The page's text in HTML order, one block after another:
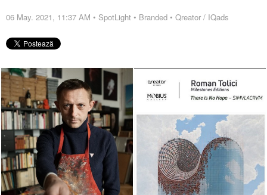
06 May. 2021, 11:37 AM • SpotLight • Branded • Qreator / IQads